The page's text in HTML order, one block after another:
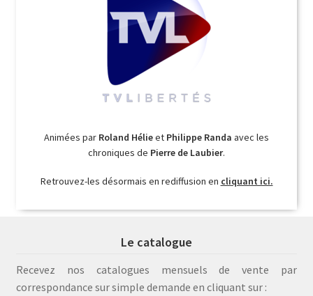
Animées par Roland Hélieet Philippe Randa avec les
chroniques de Pierre de Laubier.
Retrouvez-les désormais en rediffusion en cliquant ici.
Le catalogue
Recevez nos catalogues mensuels de vente par
correspondance sur simple demande en cliquant sur :